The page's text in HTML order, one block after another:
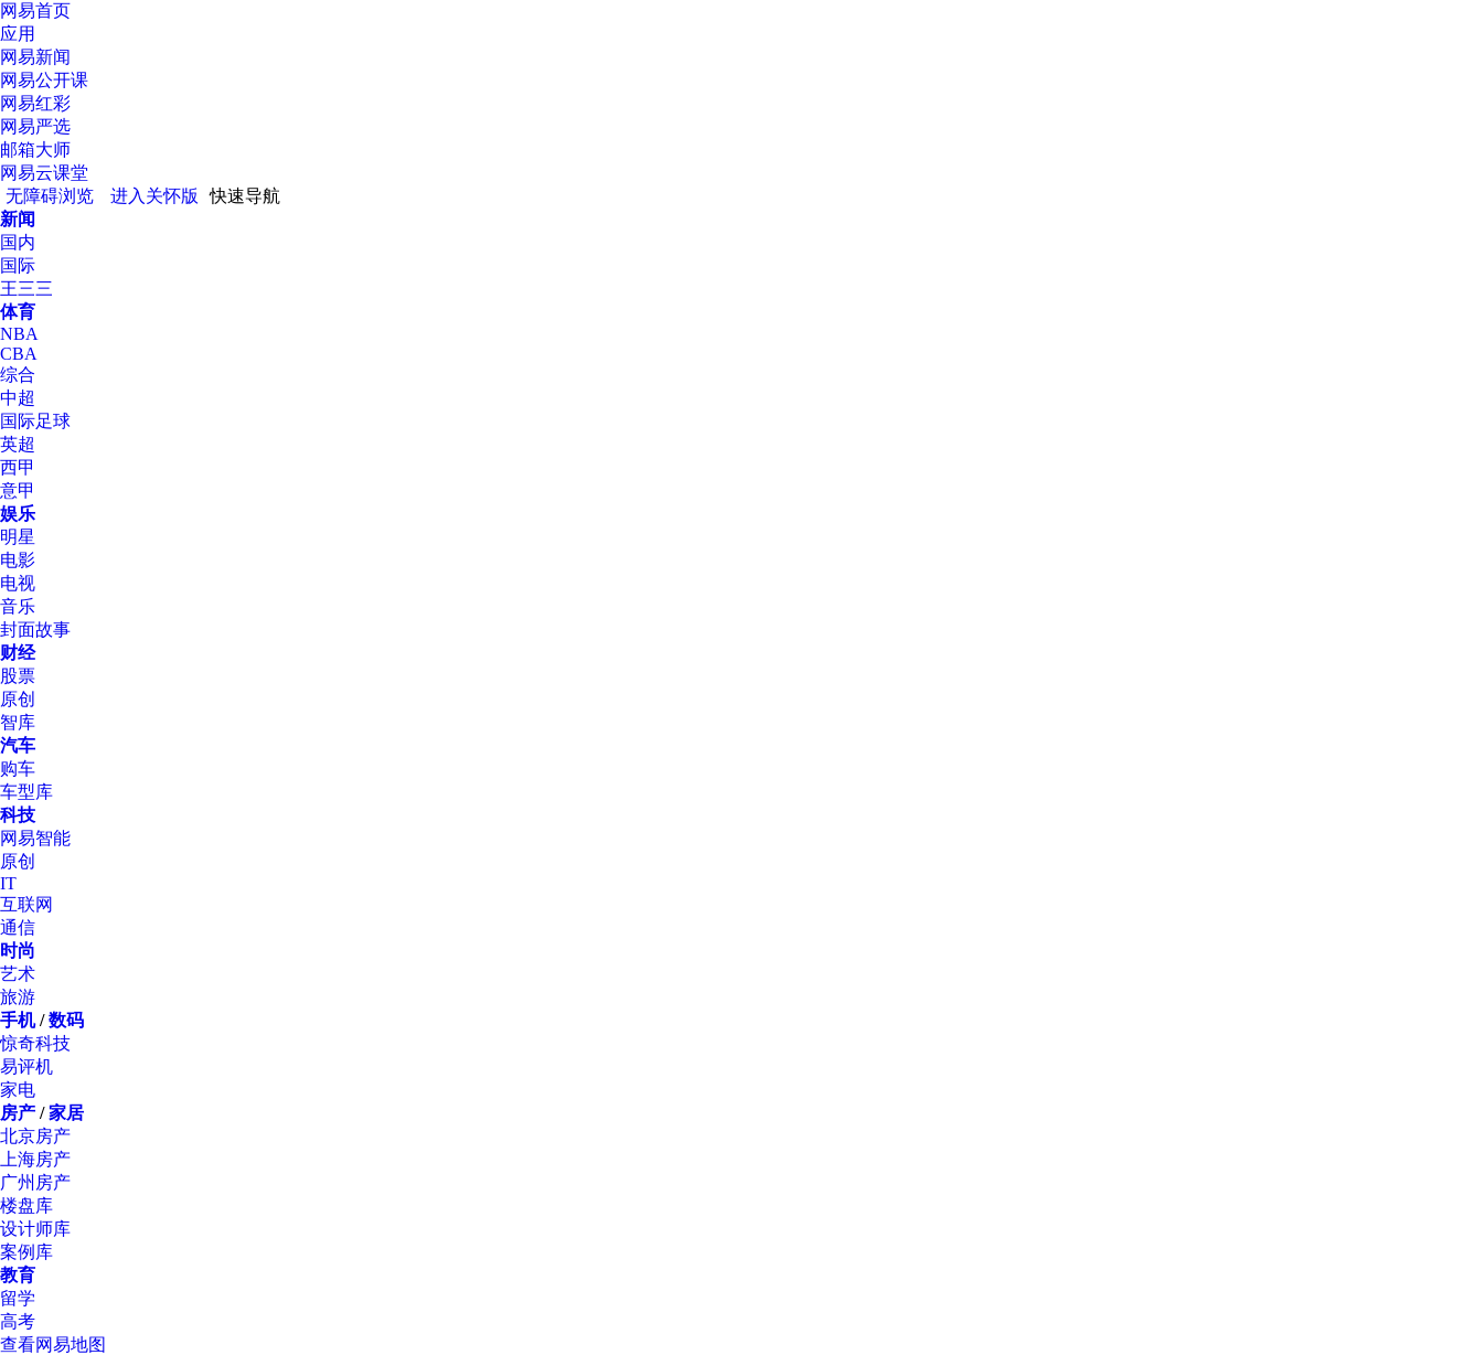
网易首页
应用
网易新闻
网易公开课
网易红彩
网易严选
邮箱大师
网易云课堂
无障碍浏览
进入关怀版
快速导航
新闻
国内
国际
王三三
体育
NBA
CBA
综合
中超
国际足球
英超
西甲
意甲
娱乐
明星
电影
电视
音乐
封面故事
财经
股票
原创
智库
汽车
购车
车型库
科技
网易智能
原创
IT
互联网
通信
时尚
艺术
旅游
手机 / 数码
惊奇科技
易评机
家电
房产 / 家居
北京房产
上海房产
广州房产
楼盘库
设计师库
案例库
教育
留学
高考
查看网易地图